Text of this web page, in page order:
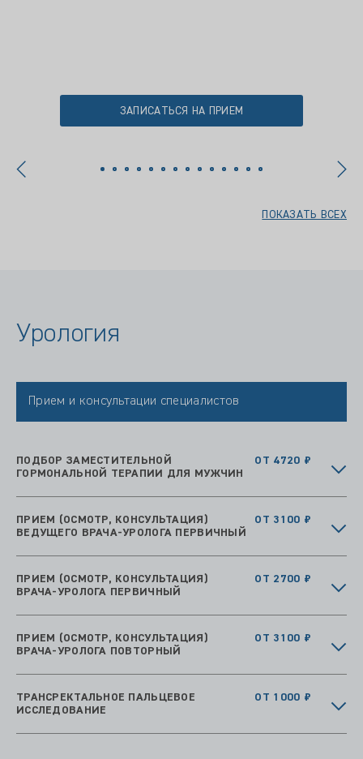
ЗАПИСАТЬСЯ НА ПРИЕМ
ПОКАЗАТЬ ВСЕХ
Урология
Прием и консультации специалистов
ПОДБОР ЗАМЕСТИТЕЛЬНОЙ
ГОРМОНАЛЬНОЙ ТЕРАПИИ ДЛЯ МУЖЧИН
ОТ 4720 ₽
ПРИЕМ (ОСМОТР, КОНСУЛЬТАЦИЯ)
ВЕДУЩЕГО ВРАЧА-УРОЛОГА ПЕРВИЧНЫЙ
ОТ 3100 ₽
ПРИЕМ (ОСМОТР, КОНСУЛЬТАЦИЯ)
ВРАЧА-УРОЛОГА ПЕРВИЧНЫЙ
ОТ 2700 ₽
ПРИЕМ (ОСМОТР, КОНСУЛЬТАЦИЯ)
ВРАЧА-УРОЛОГА ПОВТОРНЫЙ
ОТ 3100 ₽
ТРАНСРЕКТАЛЬНОЕ ПАЛЬЦЕВОЕ
ИССЛЕДОВАНИЕ
ОТ 1000 ₽